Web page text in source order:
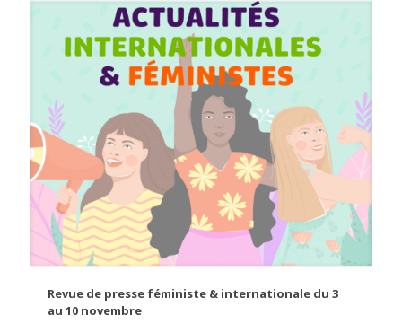
Revue de presse féministe & internationale du 3
au 10 novembre